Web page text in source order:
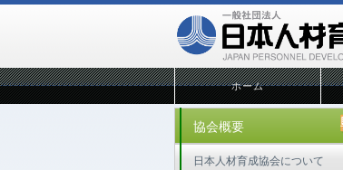
ホーム
協会概要
日本人材育成協会について